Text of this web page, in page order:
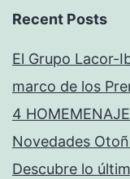
Recent Posts
El Grupo Lacor-
marco de los
4
Novedades
Descubre lo